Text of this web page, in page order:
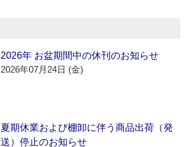
2026年 お盆期間中の休刊のお知らせ
2026年07月24日 (金)
夏期休業および棚卸に伴う商品出荷（発
送）停止のお知らせ